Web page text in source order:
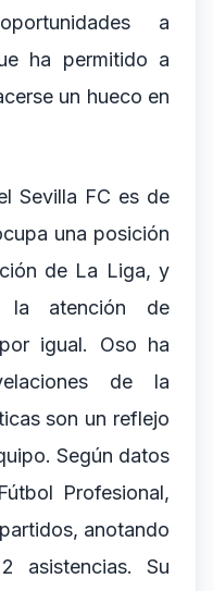
a
ha permitido a
un hueco en
Sevilla FC es de
una posición
de La Liga, y
la atención de
igual. Oso ha
de la
son un reflejo
Según datos
Profesional,
anotando
asistencias. Su